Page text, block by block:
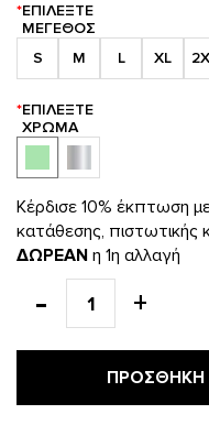
ΕΠΙΛΈΞΤΕ
ΜΈΓΕΘΟΣ
S
M L XL
ΕΠΙΛΈΞΤΕ
ΧΡΏΜΑ
Κέρδισε 10% έκπτωση
κατάθεσης, πιστωτικής
ΔΩΡΕΑΝ η 1η αλλαγή
ΠΡΟΣΘΉΚΗ